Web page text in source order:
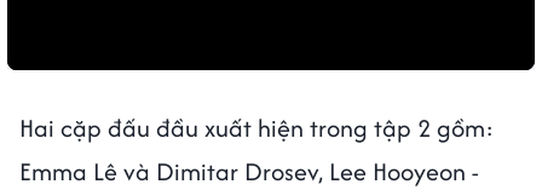
Hai cặp đấu đầu xuất hiện trong tập 2 gồm:
Emma Lê và Dimitar Drosev, Lee Hooyeon -